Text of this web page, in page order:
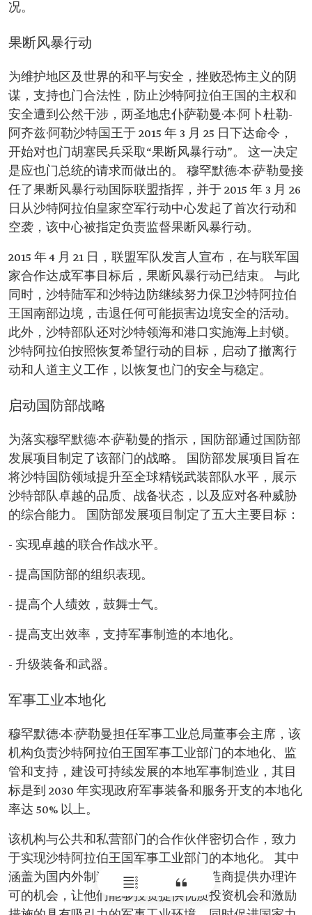
况。
果断风暴行动
为维护地区及世界的和平与安全，挫败恐怖主义的阴
谋，支持也门合法性，防止沙特阿拉伯王国的主权和
安全遭到公然干涉，两圣地忠仆萨勒曼·本·阿卜杜勒-
阿齐兹·阿勒沙特国王于 2015 年 3 月 25 日下达命令，
开始对也门胡塞民兵采取“果断风暴行动”。 这一决定
是应也门总统的请求而做出的。 穆罕默德·本·萨勒曼接
任了果断风暴行动国际联盟指挥，并于 2015 年 3 月 26
日从沙特阿拉伯皇家空军行动中心发起了首次行动和
空袭，该中心被指定负责监督果断风暴行动。
2015 年 4 月 21 日，联盟军队发言人宣布，在与联军国
家合作达成军事目标后，果断风暴行动已结束。 与此
同时，沙特陆军和沙特边防继续努力保卫沙特阿拉伯
王国南部边境，击退任何可能损害边境安全的活动。
此外，沙特部队还对沙特领海和港口实施海上封锁。
沙特阿拉伯按照恢复希望行动的目标，启动了撤离行
动和人道主义工作，以恢复也门的安全与稳定。
启动国防部战略
为落实穆罕默德·本·萨勒曼的指示，国防部通过国防部
发展项目制定了该部门的战略。 国防部发展项目旨在
将沙特国防领域提升至全球精锐武装部队水平，展示
沙特部队卓越的品质、战备状态，以及应对各种威胁
的综合能力。 国防部发展项目制定了五大主要目标：
- 实现卓越的联合作战水平。
- 提高国防部的组织表现。
- 提高个人绩效，鼓舞士气。
- 提高支出效率，支持军事制造的本地化。
- 升级装备和武器。
军事工业本地化
穆罕默德·本·萨勒曼担任军事工业总局董事会主席，该
机构负责沙特阿拉伯王国军事工业部门的本地化、监
管和支持，建设可持续发展的本地军事制造业，其目
标是到 2030 年实现政府军事装备和服务开支的本地化
率达 50% 以上。
该机构与公共和私营部门的合作伙伴密切合作，致力
于实现沙特阿拉伯王国军事工业部门的本地化。 其中
涵盖为国内外制造商提供支持，为制造商提供办理许
可的机会，让他们能够投资提供优质投资机会和激励